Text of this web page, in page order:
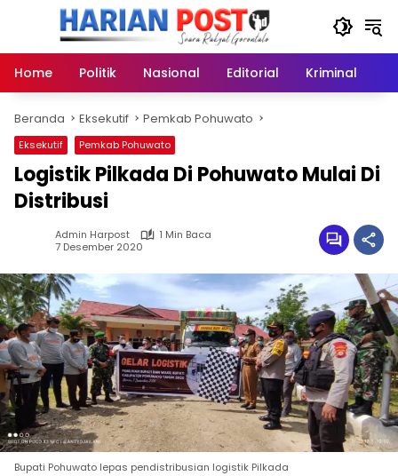
Home
Politik Nasional Editorial Kriminal
Beranda Eksekutif Pemkab Pohuwato
Eksekutif Pemkab Pohuwato
Logistik Pilkada Di Pohuwato Mulai Di
Distribusi
Admin Harpost
1 Min Baca
7 Desember 2020
Bupati Pohuwato lepas pendistribusian logistik Pilkada